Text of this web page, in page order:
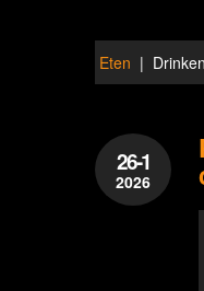
Eten Drinken
26-1
2026